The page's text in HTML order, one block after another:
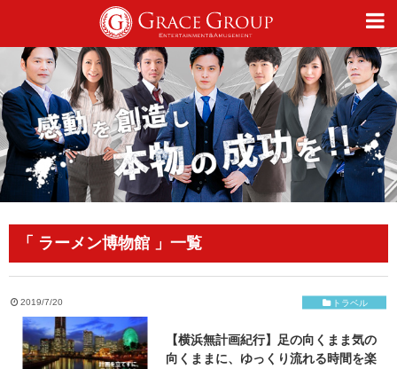
「 ラーメン博物館 」一覧
2019/7/20 トラベル
【横浜無計画紀行】足の向くまま気の
向くままに、ゆっくり流れる時間を楽
仕事
趣味
オフィシャルサイト